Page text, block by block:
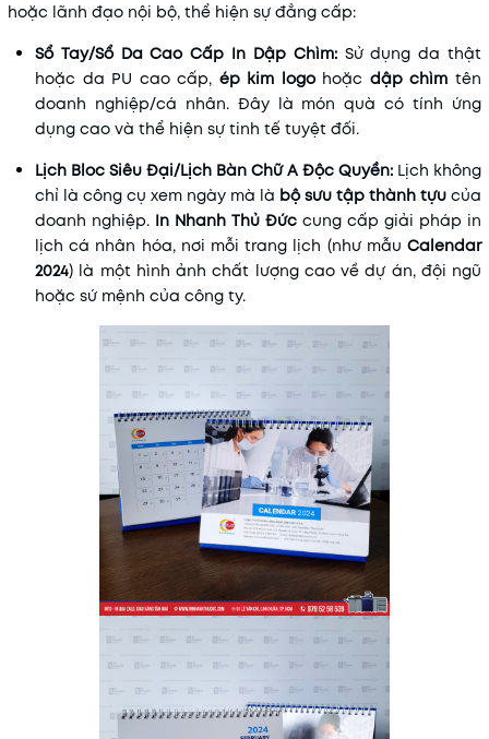
hoặc lãnh đạo nội bộ, thể hiện sự đẳng cấp:
Sổ Tay/Sổ Da Cao Cấp In Dập Chìm:Sử dụng da thật
hoặc da PU cao cấp, ép kim logohoặc dập chìm tên
doanh nghiệp/cá nhân. Đây là món quà có tính ứng
dụng cao và thể hiện sự tinh tế tuyệt đối.
Lịch Bloc Siêu Đại/Lịch Bàn Chữ A Độc Quyền: Lịch không
chỉ là công cụ xem ngày mà là bộ sưu tập thành tựu của
doanh nghiệp. In Nhanh Thủ Đức cung cấp giải pháp in
lịch cá nhân hóa, nơi mỗi trang lịch (như mẫu Calendar
2024) là một hình ảnh chất lượng cao về dự án, đội ngũ
hoặc sứ mệnh của công ty.